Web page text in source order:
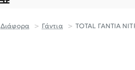
Διάφορα Γάντια TOTAL ΓΑΝΤΙΑ